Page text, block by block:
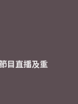
目直播及重